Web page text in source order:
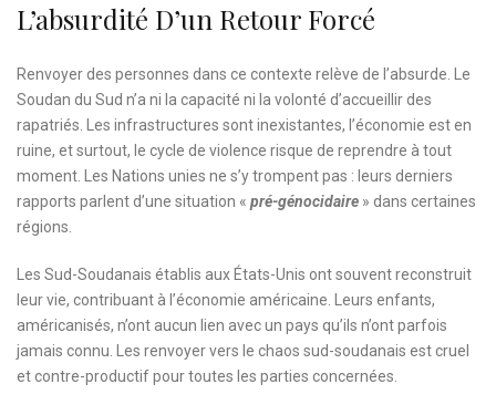
L’absurdité D’un Retour Forcé
Renvoyer des personnes dans ce contexte relève de l’absurde. Le
Soudan du Sud n’a ni la capacité ni la volonté d’accueillir des
rapatriés. Les infrastructures sont inexistantes, l’économie est en
ruine, et surtout, le cycle de violence risque de reprendre à tout
moment. Les Nations unies ne s’y trompent pas : leurs derniers
rapports parlent d’une situation « pré-génocidaire » dans certaines
régions.
Les Sud-Soudanais établis aux États-Unis ont souvent reconstruit
leur vie, contribuant à l’économie américaine. Leurs enfants,
américanisés, n’ont aucun lien avec un pays qu’ils n’ont parfois
jamais connu. Les renvoyer vers le chaos sud-soudanais est cruel
et contre-productif pour toutes les parties concernées.